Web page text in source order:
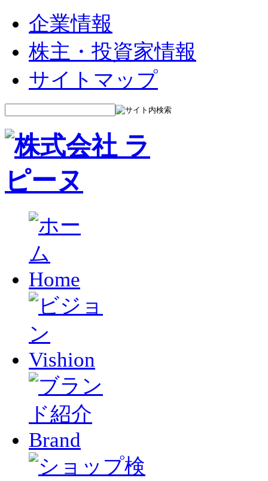
企業情報
株主・投資家情報
サイトマップ